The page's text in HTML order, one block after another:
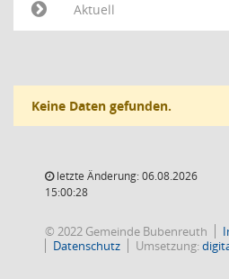
Aktuell
Keine Daten gefunden.
letzte Änderung: 06.08.2026
15:00:28
© 2022 Gemeinde Bubenreuth
Datenschutz
Umsetzung: